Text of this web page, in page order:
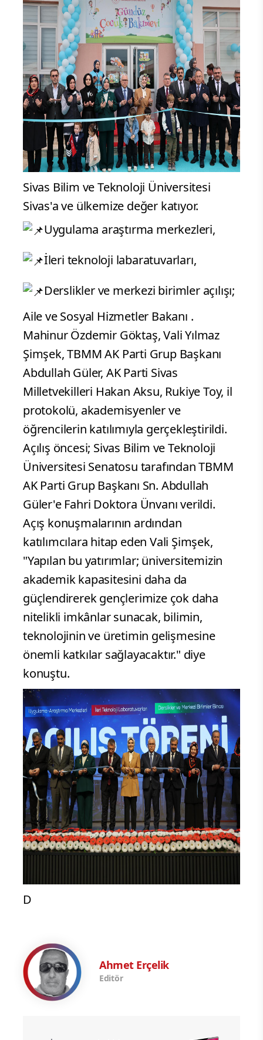
Sivas Bilim ve Teknoloji Üniversitesi
Sivas'a ve ülkemize değer katıyor.
Uygulama araştırma merkezleri,
İleri teknoloji labaratuvarları,
Derslikler ve merkezi birimler açılışı;
Aile ve Sosyal Hizmetler Bakanı .
Mahinur Özdemir Göktaş, Vali Yılmaz
Şimşek, TBMM AK Parti Grup Başkanı
Abdullah Güler, AK Parti Sivas
Milletvekilleri Hakan Aksu, Rukiye Toy, il
protokolü, akademisyenler ve
öğrencilerin katılımıyla gerçekleştirildi.
Açılış öncesi; Sivas Bilim ve Teknoloji
Üniversitesi Senatosu tarafından TBMM
AK Parti Grup Başkanı Sn. Abdullah
Güler'e Fahri Doktora Ünvanı verildi.
Açış konuşmalarının ardından
katılımcılara hitap eden Vali Şimşek,
"Yapılan bu yatırımlar; üniversitemizin
akademik kapasitesini daha da
güçlendirerek gençlerimize çok daha
nitelikli imkânlar sunacak, bilimin,
teknolojinin ve üretimin gelişmesine
önemli katkılar sağlayacaktır." diye
konuştu.
D
Ahmet Erçelik
Editör